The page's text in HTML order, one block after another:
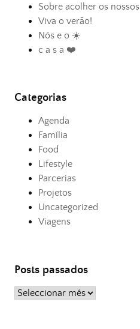
Sobre acolher os nossos
Viva o verão!
Nós e o ☀️
c a s a ❤️
Categorias
Agenda
Família
Food
Lifestyle
Parcerias
Projetos
Uncategorized
Viagens
Posts passados
Posts